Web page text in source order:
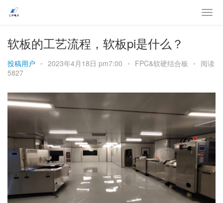
软板的工艺流程，软板pi是什么？
投稿用户 • 2023年4月18日 pm7:00 • FPC&软硬结合板 • 阅读
5827